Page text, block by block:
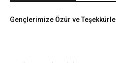
Gençlerimize Özür ve